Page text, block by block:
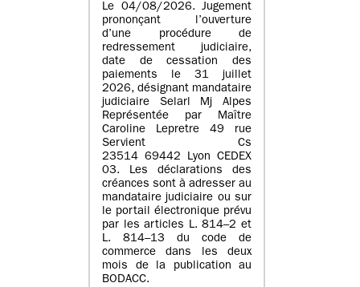
Le 04/08/2026. Jugement
prononçant l’ouverture
d’une procédure de
redressement judiciaire,
date de cessation des
paiements le 31 juillet
2026, désignant mandataire
judiciaire Selarl Mj Alpes
Représentée par Maître
Caroline Lepretre 49 rue
Servient Cs
23514 69442 Lyon CEDEX
03. Les déclarations des
créances sont à adresser au
mandataire judiciaire ou sur
le portail électronique prévu
par les articles L. 814–2 et
L. 814–13 du code de
commerce dans les deux
mois de la publication au
BODACC.